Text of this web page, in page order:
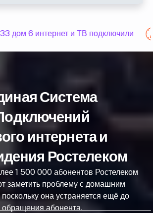
дом 6 интернет и ТВ подключили
Система
интернета и
Ростелеком
1 500 000 абонентов Ростелеком
заметить проблему с домашним
она устраняется ещё до
обращения абонента.